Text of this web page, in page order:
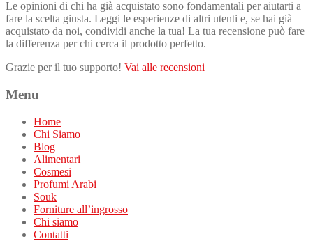
Le opinioni di chi ha già acquistato sono fondamentali per aiutarti a
fare la scelta giusta. Leggi le esperienze di altri utenti e, se hai già
acquistato da noi, condividi anche la tua! La tua recensione può fare
la differenza per chi cerca il prodotto perfetto.
Grazie per il tuo supporto! Vai alle recensioni
Menu
Home
Chi Siamo
Blog
Alimentari
Cosmesi
Profumi Arabi
Souk
Forniture all’ingrosso
Chi siamo
Contatti